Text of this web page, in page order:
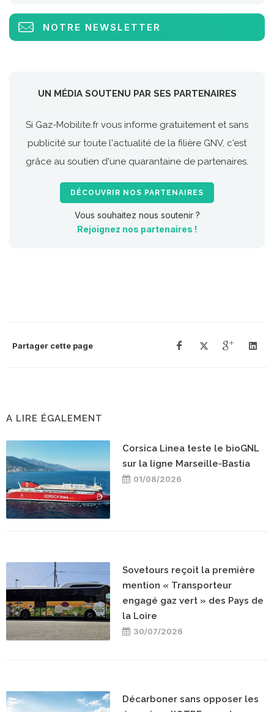
NOTRE NEWSLETTER
UN MÉDIA SOUTENU PAR SES PARTENAIRES
Si Gaz-Mobilite.fr vous informe gratuitement et sans
publicité sur toute l'actualité de la filière GNV, c'est
grâce au soutien d'une quarantaine de partenaires.
DÉCOUVRIR NOS PARTENAIRES
Vous souhaitez nous soutenir ?
Rejoignez nos partenaires !
Partager cette page
A LIRE ÉGALEMENT
Corsica Linea teste le bioGNL
sur la ligne Marseille-Bastia
01/08/2026
Sovetours reçoit la première
mention « Transporteur
engagé gaz vert » des Pays de
la Loire
30/07/2026
Décarboner sans opposer les